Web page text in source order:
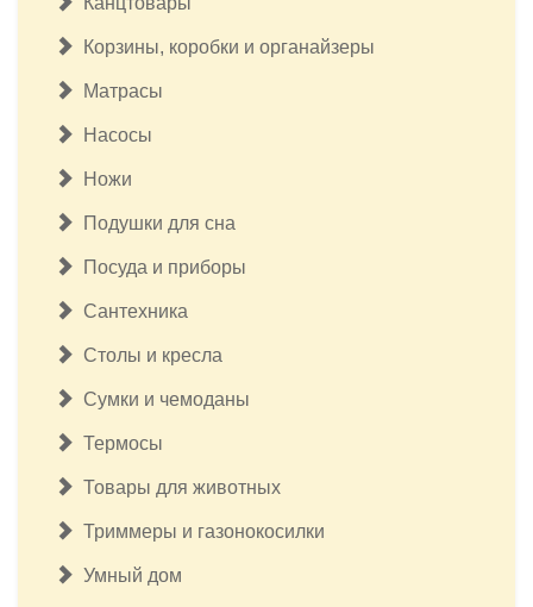
Корзины, коробки и органайзеры
Матрасы
Насосы
Ножи
Подушки для сна
Посуда и приборы
Сантехника
Столы и кресла
Сумки и чемоданы
Термосы
Товары для животных
Триммеры и газонокосилки
Умный дом